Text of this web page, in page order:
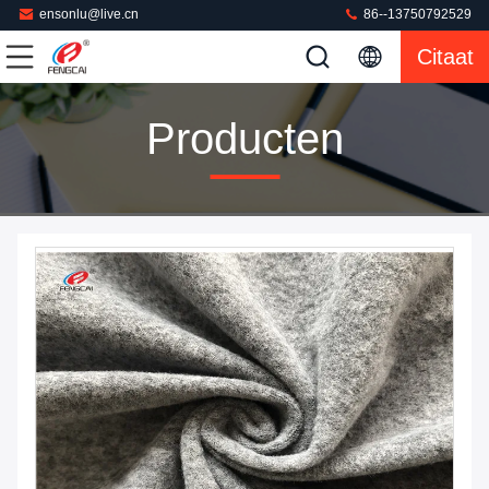
ensonlu@live.cn 86--13750792529
Citaat
Producten